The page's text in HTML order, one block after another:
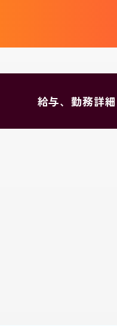
給与、勤務詳